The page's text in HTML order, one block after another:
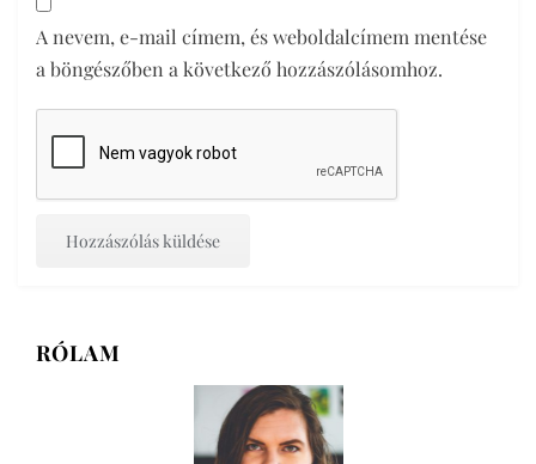
A nevem, e-mail címem, és weboldalcímem mentése
a böngészőben a következő hozzászólásomhoz.
RÓLAM